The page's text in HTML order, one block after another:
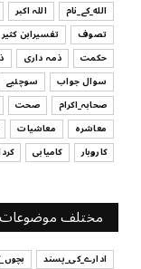
UNCATEGORIZED
اس وقت آپ کا
July 29, 2026
UNCATEGORIZED
قرض لینے اور
July 29, 2026
آپ کا فیصلہ کرنے کا
July 29, 2026
الله_کے_نام
اللہ اکبر
تصوف
تفسیرابن کثیر
حکمت
ذمہ داری
سوال جواب
سوچئیے
صحابہ_اکرام
صحت
معاشرہ
معاشیات
کاروبار
کامیابی
مختلف موضوعات
ادارے_کی_پسند